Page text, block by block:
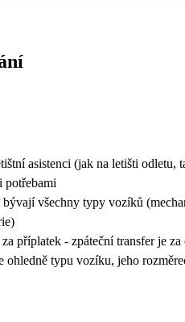
asistenci (jak na letišti odletu,
potřebami
všechny typy vozíků
příplatek - zpáteční transfer je
ohledně typu vozíku, jeho